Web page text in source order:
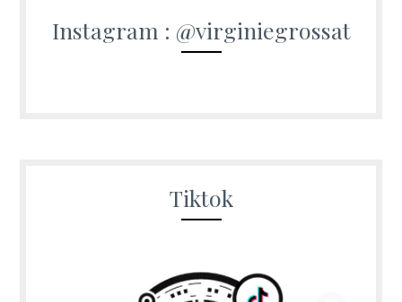
Instagram : @virginiegrossat
Tiktok